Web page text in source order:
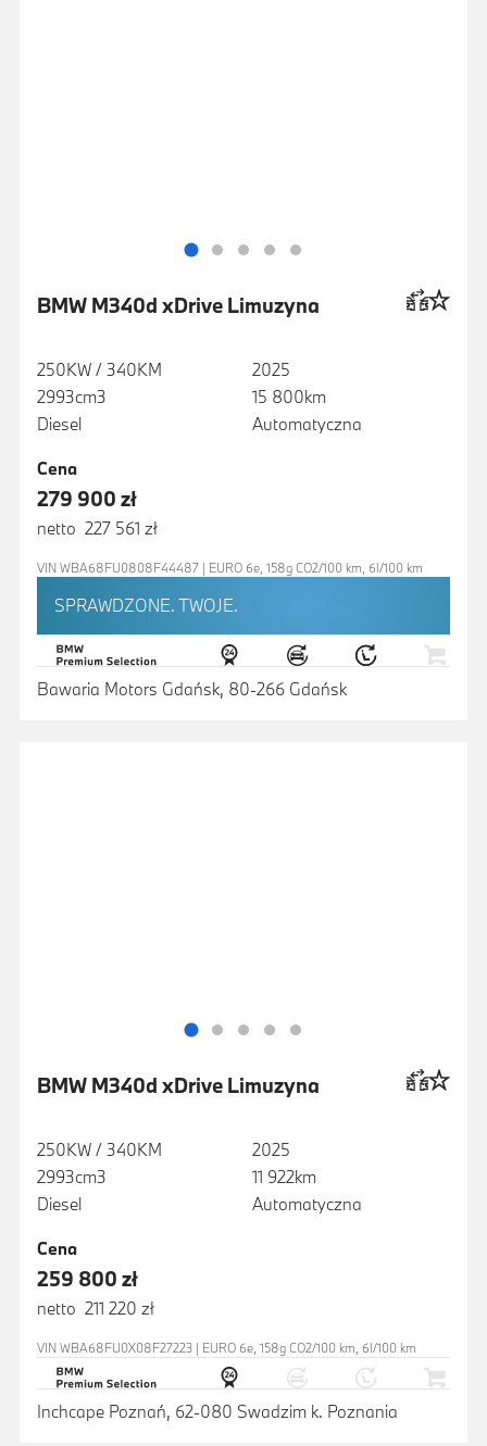
BMW M340d xDrive Limuzyna
250KW / 340KM
2993cm3
Diesel
2025
15 800km
Automatyczna
Cena
279 900 zł
netto 227 561 zł
VIN WBA68FU0808F44487 | EURO 6e, 158g CO2/100 km, 6l/100 km
SPRAWDZONE. TWOJE.
Bawaria Motors Gdańsk, 80-266 Gdańsk
BMW M340d xDrive Limuzyna
250KW / 340KM
2993cm3
Diesel
2025
11 922km
Automatyczna
Cena
259 800 zł
netto 211 220 zł
VIN WBA68FU0X08F27223 | EURO 6e, 158g CO2/100 km, 6l/100 km
Inchcape Poznań, 62-080 Swadzim k. Poznania